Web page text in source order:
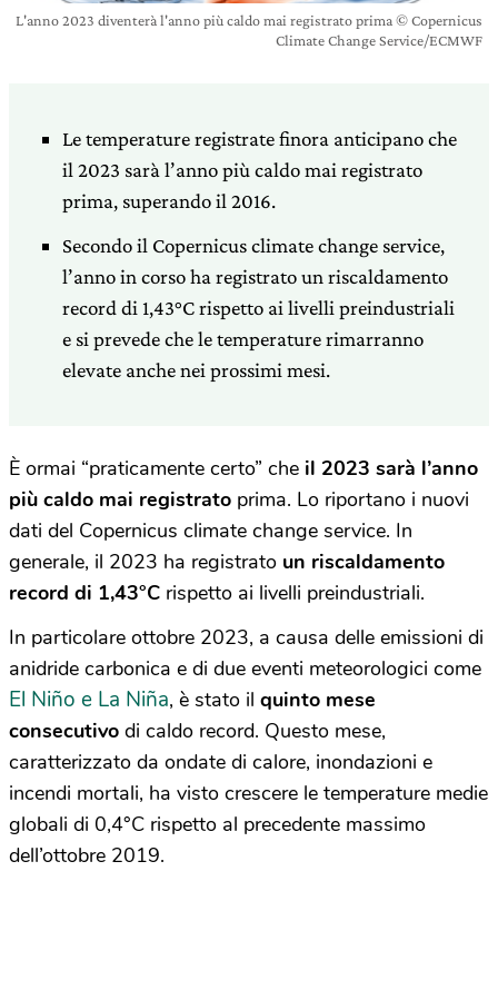
L'anno 2023 diventerà l'anno più caldo mai registrato prima © Copernicus
Climate Change Service/ECMWF
Le temperature registrate finora anticipano che
il 2023 sarà l’anno più caldo mai registrato
prima, superando il 2016.
Secondo il Copernicus climate change service,
l’anno in corso ha registrato un riscaldamento
record di 1,43°C rispetto ai livelli preindustriali
e si prevede che le temperature rimarranno
elevate anche nei prossimi mesi.
È ormai “praticamente certo” che il 2023 sarà l’anno
più caldo mai registrato prima. Lo riportano i nuovi
dati del Copernicus climate change service. In
generale, il 2023 ha registrato un riscaldamento
record di 1,43°C rispetto ai livelli preindustriali.
In particolare ottobre 2023, a causa delle emissioni di
anidride carbonica e di due eventi meteorologici come
El Niño e La Niña, è stato il quinto mese
consecutivo di caldo record. Questo mese,
caratterizzato da ondate di calore, inondazioni e
incendi mortali, ha visto crescere le temperature medie
globali di 0,4°C rispetto al precedente massimo
dell’ottobre 2019.